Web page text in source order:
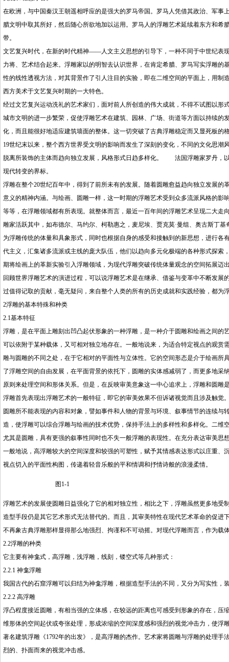
在欧洲，与中国秦汉王朝遥相呼应的是强大的罗马帝国。罗马人凭借其政治、军
腊文明中取其所好，然后随心所欲地加以运用。罗马人的浮雕艺术延续着东方和
带。
文艺复兴时代，在新的时代精神——人文主义思想的引导下，一种不同于中世纪表
力将、艺术结合起来。浮雕家以的明智去认识世界，在肯定希腊、罗马写实浮雕
性的线性透视方法，对其背景作了引人注目的实验，即在二维空间的平面上，用
西方美术于文艺复兴时期的一大特色。
经过文艺复兴运动洗礼的艺术家们，面对前人所创造的伟大成就，不得不试图以
城市文明的进一步繁荣，促使浮雕艺术在建筑、园林、广场、街道等方面以持续
化，而且能很好地适应建筑墙面的整体。这一切突破了古典浮雕稳定而又显死
19世纪末以来，整个西方世界受文明的影响而发生了深刻的变化，不同的文化思
脱离所装饰的主体而趋向独立发展，风格形式日趋多样化。 法国浮雕家罗丹，
现代转变的界标。
浮雕在整个20世纪百年中，得到了前所未有的发展。随着圆雕愈益趋向独立发展
意义的精神内涵。与绘画、圆雕一样，这一时期的浮雕艺术受到众多流派风格的
等等，在浮雕领域都有所表现。就整体而言，最近一百年间的浮雕艺术呈现二大
雕家活跃其中，如布德尔、马约尔、柯勒惠之，麦尼埃、贾克莫·曼组、奥古斯丁
为浮雕传统的体量和具象形式，同时也根据自身的感受和接触到的新思想，进行
代主义，汇集诸多流派或主线的庞大队伍，他们以趋向多元化极端的各种形式探
期将绘画上的革新实验引入浮雕领域，为现代浮雕突破传统体量观念的空间拓展迈
回顾世界浮雕艺术的演进过程，可以说浮雕艺术是在继承、借鉴与变革中不断发
过值得记取的贡献，毫无疑问，来自整个人类的所有的历史成就和实践经验，都为
2浮雕的基本特殊和种类
2.1基本特征
浮雕，是在平面上雕刻出凹凸起伏形象的一种浮雕，是一种介于圆雕和绘画之间
可以依附于某种载体，又可相对独立地存在。一般地说来，为适合特定视点的观
雕与圆雕的不同之处，在于它相对的平面性与立体性。它的空间形态是介于绘画
了浮雕空间的自由发展，在平面背景的依托下，圆雕的实体感减弱了，而更多地
原则来处理空间和形体关系。但是，在反映审美意象这一中心追求上，浮雕和圆
浮雕首先表现出浮雕艺术的一般特征，即它的审美效果不但诉诸视觉而且涉及触
圆雕所不能表现的内容和对象，譬如事件和人物的背景与环境、叙事情节的连续
造，使浮雕可以综合浮雕与绘画的技术优势，保持手法上的多样性和多样化。二
尤其是圆雕，具有更强的叙事性同时也不失一般浮雕的表现性。在充分表达审美
一般地说，高浮雕较大的空间深度和较强的可塑性，赋予其情感表达形式以庄重
视点切入的平面性构图，传递着轻音乐般的平和情调和抒情诗般的浪漫柔情。
图1-1
浮雕艺术的发展使圆雕日益强化了它的相对独立性，相比之下，浮雕虽然更多地受
造型手段仍是其它艺术形式无法替代的。而且，其审美特性在现代艺术革命的促
不再象古典浮雕那样显得那么地强烈、拘谨和不可动摇。对现代浮雕而言，作为载
2.2浮雕的种类
它主要有神龛式，高浮雕，浅浮雕，线刻，镂空式等几种形式：
2.2.1 神龛浮雕
我国古代的石窟浮雕可以归结为神龛浮雕，根据造型手法的不同，又分为写实性，
2.2.2 高浮雕
浮凸程度接近圆雕，有相当强的立体感，在较远的距离也可感受到形象的存在，
维形体的空间起伏或夸张处理，形成浓缩的空间深度感和强烈的视觉冲击力，使
著名建筑浮雕《1792年的出发》，是高浮雕的杰作。艺术家将圆雕与浮雕的处理
烈的、扑面而来的视觉冲击感。